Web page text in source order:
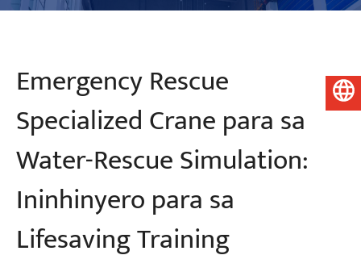
Emergency Rescue
Specialized Crane para sa
Water-Rescue Simulation:
Ininhinyero para sa
Lifesaving Training
Pilipino